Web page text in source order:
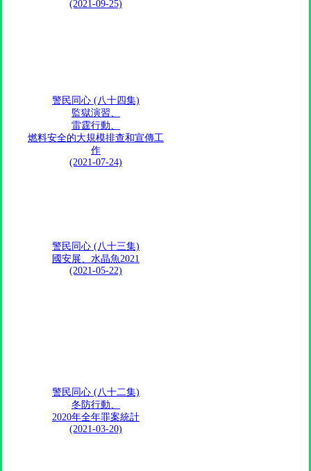
(2021-09-25)
警民同心 (八十四集)
監獄演習、
雷霆行動、
燃料安全的大規模排查和宣傳工
作
(2021-07-24)
警民同心 (八十三集)
國安展、水晶魚2021
(2021-05-22)
警民同心 (八十二集)
冬防行動、
2020年全年罪案統計
(2021-03-20)